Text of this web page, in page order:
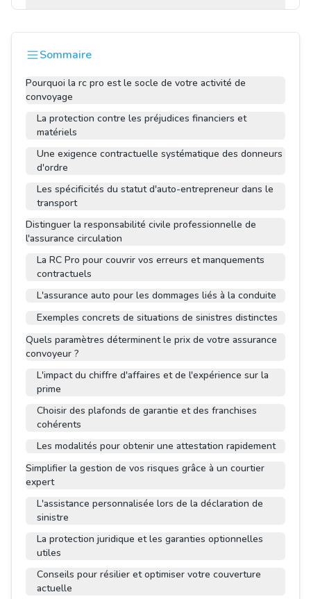
Sommaire
Pourquoi la rc pro est le socle de votre activité de
convoyage
La protection contre les préjudices financiers et
matériels
Une exigence contractuelle systématique des donneurs
d'ordre
Les spécificités du statut d'auto-entrepreneur dans le
transport
Distinguer la responsabilité civile professionnelle de
l'assurance circulation
La RC Pro pour couvrir vos erreurs et manquements
contractuels
L'assurance auto pour les dommages liés à la conduite
Exemples concrets de situations de sinistres distinctes
Quels paramètres déterminent le prix de votre assurance
convoyeur ?
L'impact du chiffre d'affaires et de l'expérience sur la
prime
Choisir des plafonds de garantie et des franchises
cohérents
Les modalités pour obtenir une attestation rapidement
Simplifier la gestion de vos risques grâce à un courtier
expert
L'assistance personnalisée lors de la déclaration de
sinistre
La protection juridique et les garanties optionnelles
utiles
Conseils pour résilier et optimiser votre couverture
actuelle